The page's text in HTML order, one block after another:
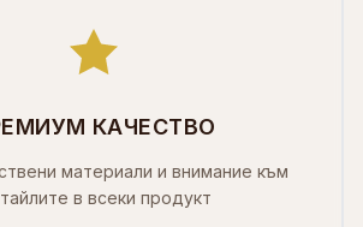
КАЧЕСТВО
материали и внимание към
в всеки продукт